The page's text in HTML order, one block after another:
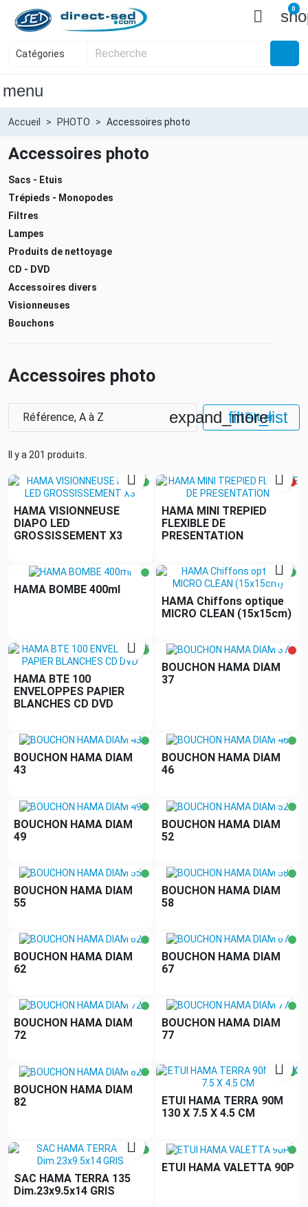
 0
menu
Accueil PHOTO Accessoires photo
Accessoires photo
Sacs - Etuis
Trépieds - Monopodes
Filtres
Lampes
Produits de nettoyage
CD - DVD
Accessoires divers
Visionneuses
Bouchons
Accessoires photo
Il y a 201 produits.
Référence, A à Z expand_more
filter_list
Filtrer

HAMA VISIONNEUSE
DIAPO LED
GROSSISSEMENT X3

HAMA MINI TREPIED
FLEXIBLE DE
PRESENTATION
HAMA BOMBE 400ml

HAMA Chiffons optique
MICRO CLEAN (15x15cm)

HAMA BTE 100
ENVELOPPES PAPIER
BLANCHES CD DVD
BOUCHON HAMA DIAM
37
BOUCHON HAMA DIAM
43
BOUCHON HAMA DIAM
46
BOUCHON HAMA DIAM
49
BOUCHON HAMA DIAM
52
BOUCHON HAMA DIAM
55
BOUCHON HAMA DIAM
58
BOUCHON HAMA DIAM
62
BOUCHON HAMA DIAM
67
BOUCHON HAMA DIAM
72
BOUCHON HAMA DIAM
77
BOUCHON HAMA DIAM
82

ETUI HAMA TERRA 90M
130 X 7.5 X 4.5 CM

SAC HAMA TERRA 135
Dim.23x9.5x14 GRIS
ETUI HAMA VALETTA 90P